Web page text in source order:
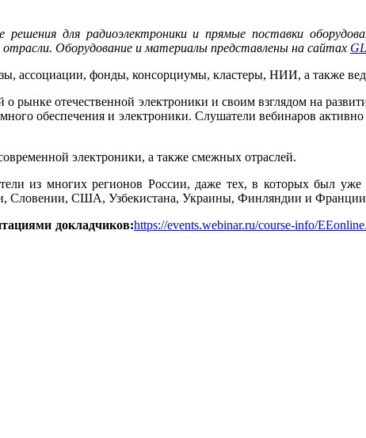
для радиоэлектроники и прямые поставки
Оборудование и материалы представлены на сайтах
ассоциации, фонды, консорциумы, кластеры, НИИ, а также
отечественной электроники и своим взглядом на
обеспечения и электроники. Слушатели вебинаров
электроники, а также смежных отраслей.
из многих регионов России, даже тех, в которых был
Словении, США, Узбекистана, Украины, Финляндии и
докладчиков:https://events.webinar.ru/course-info/EEonline.